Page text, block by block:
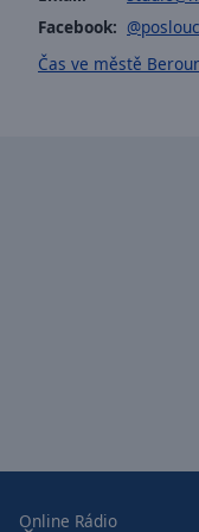
Facebook:
Čas ve městě
Online Rádio